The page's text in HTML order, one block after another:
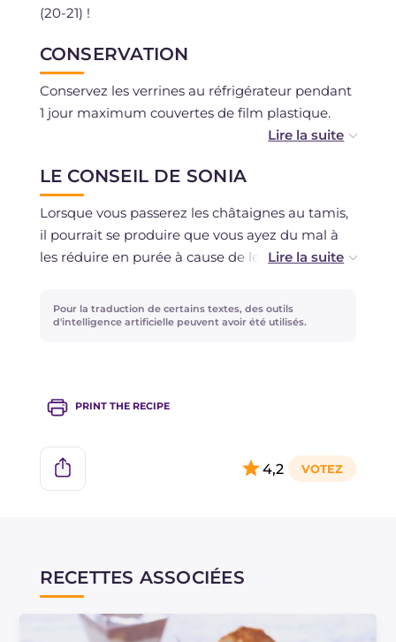
(20-21) !
CONSERVATION
Conservez les verrines au réfrigérateur pendant
1 jour maximum couvertes de film plastique.
LE CONSEIL DE SONIA
Lorsque vous passerez les châtaignes au tamis,
il pourrait se produire que vous ayez du mal à
les réduire en purée à cause de leur sécheresse :
pour les rendre plus tendres, et si cela ne suffit
pas, avec un peu d'eau, mais sans exagérer.
Pour la traduction de certains textes, des outils
d'intelligence artificielle peuvent avoir été utilisés.
PRINT THE RECIPE
4,2
RECETTES ASSOCIÉES